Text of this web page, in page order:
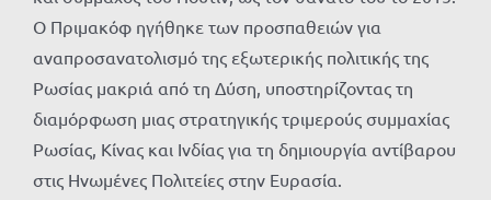
Ο Πριμακόφ ηγήθηκε των προσπαθειών για
αναπροσανατολισμό της εξωτερικής πολιτικής της
Ρωσίας μακριά από τη Δύση, υποστηρίζοντας τη
διαμόρφωση μιας στρατηγικής τριμερούς συμμαχίας
Ρωσίας, Κίνας και Ινδίας για τη δημιουργία αντίβαρου
στις Ηνωμένες Πολιτείες στην Ευρασία.